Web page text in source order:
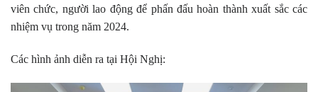
viên chức, người lao động để phấn đấu hoàn thành xuất sắc các
nhiệm vụ trong năm 2024.
Các hình ảnh diễn ra tại Hội Nghị: